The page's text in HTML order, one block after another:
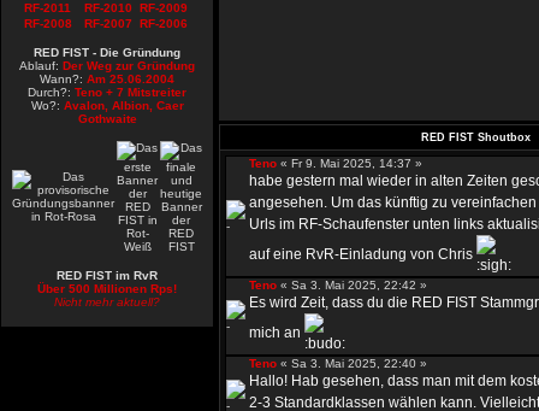
RF-2011
RF-2010 RF-2009
RF-2008
RF-2007 RF-2006
RED FIST - Die Gründung
Ablauf: Der Weg zur Gründung
Wann?: Am 25.06.2004
Durch?: Teno + 7 Mitstreiter
Wo?: Avalon, Albion, Caer
Gothwaite
RED FIST im RvR
Über 500 Millionen Rps!
Nicht mehr aktuell?
RED FIST Shoutbox
Teno « Fr 9. Mai 2025, 14:37 »
habe gestern mal wieder in alten Zeiten
angesehen. Um das künftig zu
Urls im RF-Schaufenster unten links
auf eine RvR-Einladung von Chris
Teno « Sa 3. Mai 2025, 22:42 »
Es wird Zeit, dass du die RED FIST
mich an
Teno « Sa 3. Mai 2025, 22:40 »
Hallo! Hab gesehen, dass man mit dem
2-3 Standardklassen wählen kann.